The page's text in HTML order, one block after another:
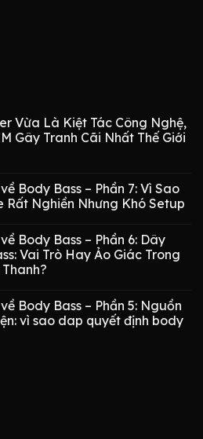
Vừa Là Kiệt Tác Công Nghệ,
Gây Tranh Cãi Nhất Thế Giới
Body Bass – Phần 7: Vì Sao
Rất Nghiền Nhưng Khó Setup
Body Bass – Phần 6: Dây
Vai Trò Hay Ảo Giác Trong
Body Bass – Phần 5: Nguồn
vì sao dap quyết định body